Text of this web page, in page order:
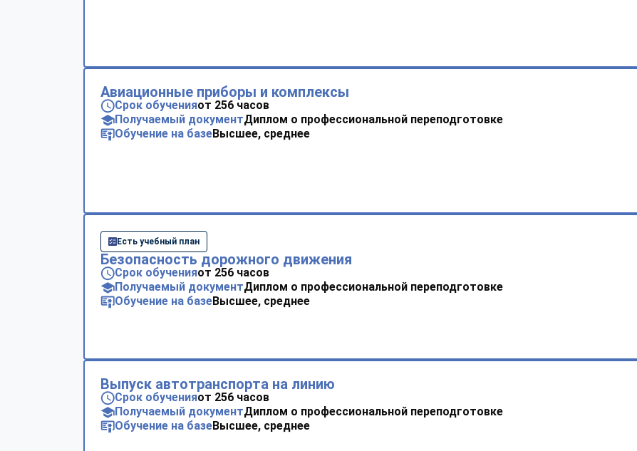
Авиационные приборы и комплексы
Срок обученияот 256 часов
Получаемый документДиплом о профессиональной переподготовке
Обучение на базеВысшее, среднее
Есть учебный план
Безопасность дорожного движения
Срок обученияот 256 часов
Получаемый документДиплом о профессиональной переподготовке
Обучение на базеВысшее, среднее
Выпуск автотранспорта на линию
Срок обученияот 256 часов
Получаемый документДиплом о профессиональной переподготовке
Обучение на базеВысшее, среднее